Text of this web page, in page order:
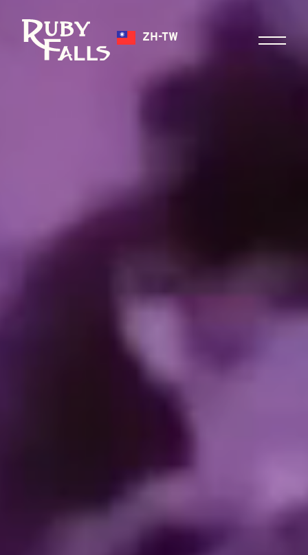
ZH-TW